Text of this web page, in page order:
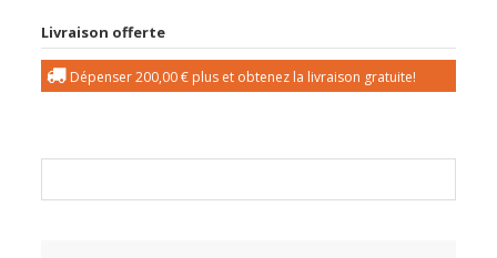
Livraison offerte
Dépenser200,00 € plus et obtenez la livraison gratuite!